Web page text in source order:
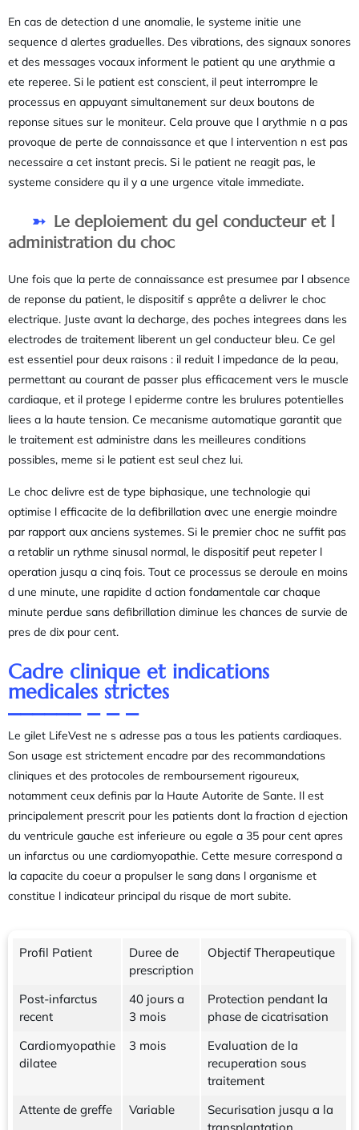
En cas de detection d une anomalie, le systeme initie une
sequence d alertes graduelles. Des vibrations, des signaux sonores
et des messages vocaux informent le patient qu une arythmie a
ete reperee. Si le patient est conscient, il peut interrompre le
processus en appuyant simultanement sur deux boutons de
reponse situes sur le moniteur. Cela prouve que l arythmie n a pas
provoque de perte de connaissance et que l intervention n est pas
necessaire a cet instant precis. Si le patient ne reagit pas, le
systeme considere qu il y a une urgence vitale immediate.
Le deploiement du gel conducteur et l
administration du choc
Une fois que la perte de connaissance est presumee par l absence
de reponse du patient, le dispositif s apprête a delivrer le choc
electrique. Juste avant la decharge, des poches integrees dans les
electrodes de traitement liberent un gel conducteur bleu. Ce gel
est essentiel pour deux raisons : il reduit l impedance de la peau,
permettant au courant de passer plus efficacement vers le muscle
cardiaque, et il protege l epiderme contre les brulures potentielles
liees a la haute tension. Ce mecanisme automatique garantit que
le traitement est administre dans les meilleures conditions
possibles, meme si le patient est seul chez lui.
Le choc delivre est de type biphasique, une technologie qui
optimise l efficacite de la defibrillation avec une energie moindre
par rapport aux anciens systemes. Si le premier choc ne suffit pas
a retablir un rythme sinusal normal, le dispositif peut repeter l
operation jusqu a cinq fois. Tout ce processus se deroule en moins
d une minute, une rapidite d action fondamentale car chaque
minute perdue sans defibrillation diminue les chances de survie de
pres de dix pour cent.
Cadre clinique et indications
medicales strictes
Le gilet LifeVest ne s adresse pas a tous les patients cardiaques.
Son usage est strictement encadre par des recommandations
cliniques et des protocoles de remboursement rigoureux,
notamment ceux definis par la Haute Autorite de Sante. Il est
principalement prescrit pour les patients dont la fraction d ejection
du ventricule gauche est inferieure ou egale a 35 pour cent apres
un infarctus ou une cardiomyopathie. Cette mesure correspond a
la capacite du coeur a propulser le sang dans l organisme et
constitue l indicateur principal du risque de mort subite.
Profil Patient
Duree de
prescription
Objectif Therapeutique
Post-infarctus
recent
40 jours a
3 mois
Protection pendant la
phase de cicatrisation
Cardiomyopathie
dilatee
3 mois
Evaluation de la
recuperation sous
traitement
Attente de greffe
Variable
Securisation jusqu a la